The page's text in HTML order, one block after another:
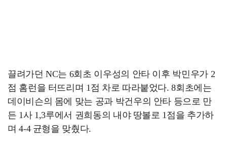
끌려가던 NC는 6회초 이우성의 안타 이후 박민우가 2
점 홈런을 터뜨리며 1점 차로 따라붙었다. 8회초에는
데이비슨의 몸에 맞는 공과 박건우의 안타 등으로 만
든 1사 1,3루에서 권희동의 내야 땅볼로 1점을 추가하
며 4-4 균형을 맞췄다.